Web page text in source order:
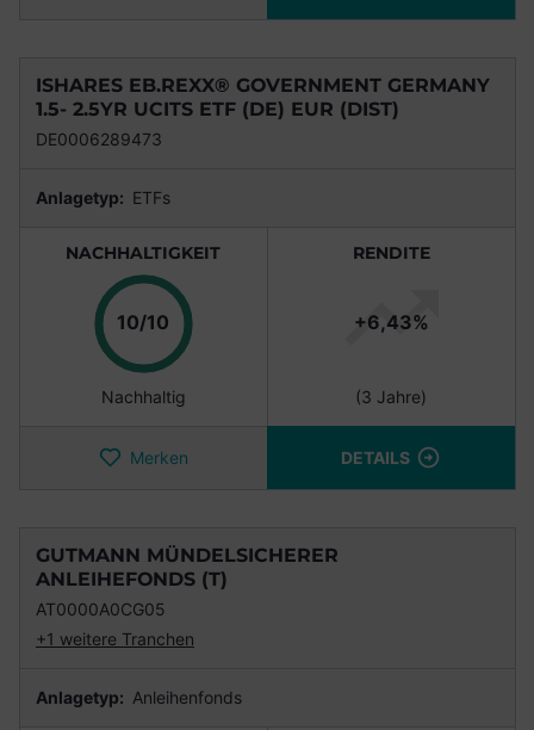
ISHARES EB.REXX® GOVERNMENT GERMANY
1.5- 2.5YR UCITS ETF (DE) EUR (DIST)
DE0006289473
Anlagetyp: ETFs
NACHHALTIGKEIT
10/10 Punkte
Nachhaltig
RENDITE
+6,43%
(3 Jahre)
Merken DETAILS
GUTMANN MÜNDELSICHERER
ANLEIHEFONDS (T)
AT0000A0CG05
+1 weitere Tranchen
Anlagetyp: Anleihenfonds